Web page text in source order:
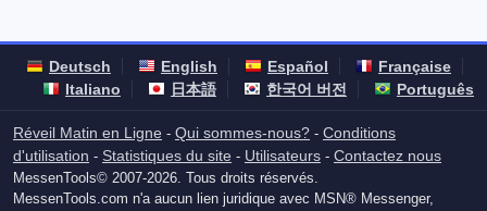
Deutsch English Español
Française
Italiano
日本語 한국어 버전 Português
Réveil Matin en Ligne - Qui sommes-nous? - Conditions
d'utilisation - Statistiques du site - Utilisateurs - Contactez nous
MessenTools© 2007-2026. Tous droits réservés.
MessenTools.com n'a aucun lien juridique avec MSN® Messenger,